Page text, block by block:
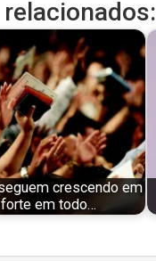
crescendo em
em todo…